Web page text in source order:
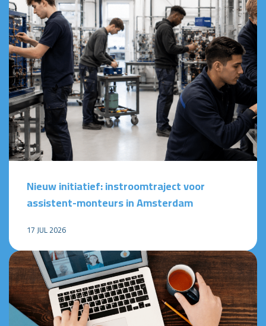
Nieuw initiatief: instroomtraject voor
assistent-monteurs in Amsterdam
17 JUL 2026